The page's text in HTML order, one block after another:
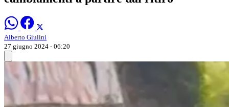
Alberto Giulini
27 giugno 2024 - 06:20